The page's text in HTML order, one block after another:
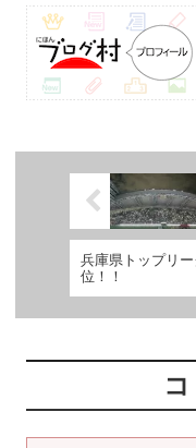
兵庫県トップリ
位！！